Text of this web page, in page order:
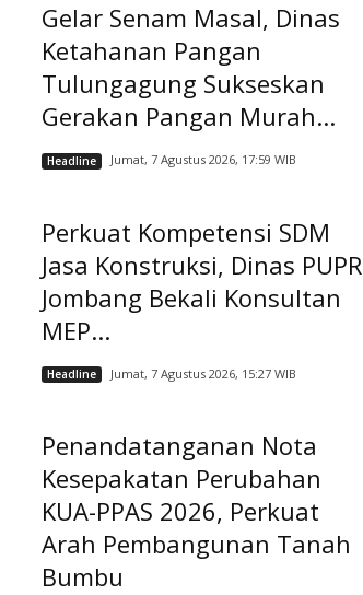
Gelar Senam Masal, Dinas
Ketahanan Pangan
Tulungagung Sukseskan
Gerakan Pangan Murah...
Headline Jumat, 7 Agustus 2026, 17:59 WIB
Perkuat Kompetensi SDM
Jasa Konstruksi, Dinas PUPR
Jombang Bekali Konsultan
MEP...
Headline Jumat, 7 Agustus 2026, 15:27 WIB
Penandatanganan Nota
Kesepakatan Perubahan
KUA-PPAS 2026, Perkuat
Arah Pembangunan Tanah
Bumbu